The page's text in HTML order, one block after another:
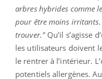
arbres hybrides comme
pour être moins
trouver."Qu’il s’agisse
les utilisateurs doivent
le rentrer à l’intérieur.
potentiels allergènes.